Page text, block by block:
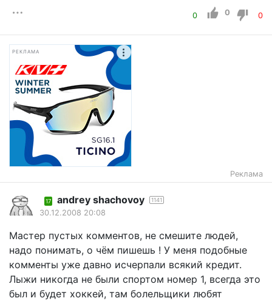
0 0 0
РЕКЛАМА
Реклама
17 andrey shachovoy 1141
30.12.2008 20:08
Мастер пустых комментов, не смешите людей,
надо понимать, о чём пишешь ! У меня подобные
комменты уже давно исчерпали всякий кредит.
Лыжи никогда не были спортом номер 1, всегда это
был и будет хоккей, там болельщики любят